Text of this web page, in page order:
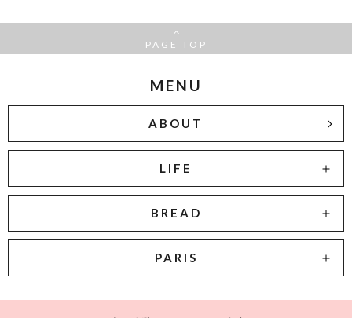
PAGE TOP
MENU
ABOUT
LIFE
BREAD
PARIS